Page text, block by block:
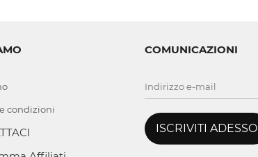
condizioni
COMUNICAZIONI
ISCRIVITI ADESSO